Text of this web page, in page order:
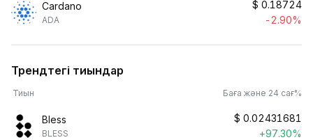
Cardano
ADA
$ 0.18724
-2.90%
Трендтегі тиындар
Тиын Баға және 24 сағ%
Bless
BLESS
$ 0.02431681
+97.30%